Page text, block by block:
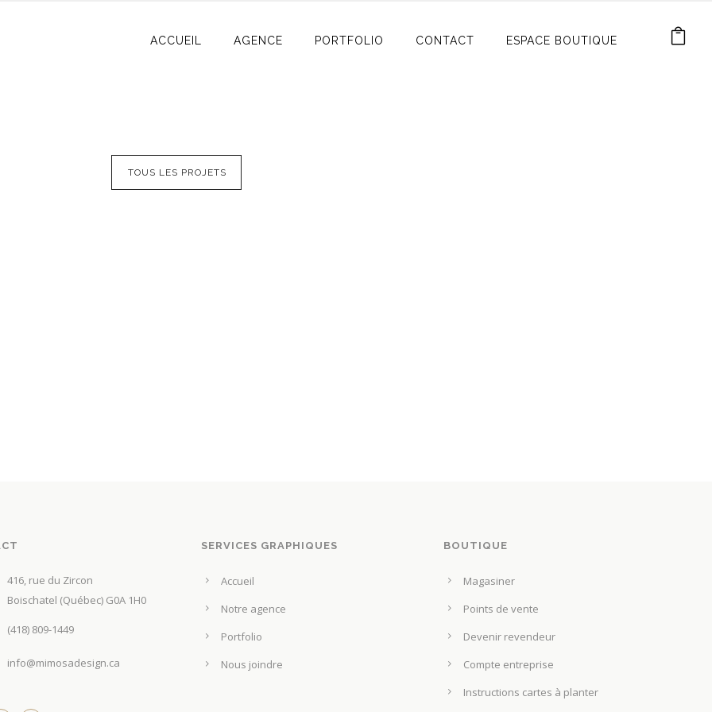
ACCUEIL AGENCE PORTFOLIO CONTACT ESPACE BOUTIQUE
TOUS LES PROJETS
416, rue du Zircon
Boischatel (Québec) G0A 1H0
(418) 809-1449
info@mimosadesign.ca
SERVICES GRAPHIQUES
Accueil
Notre agence
Portfolio
Nous joindre
BOUTIQUE
Magasiner
Points de vente
Devenir revendeur
Compte entreprise
Instructions cartes à planter